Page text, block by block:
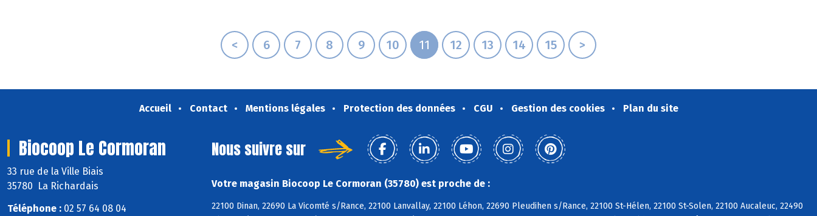
< 6 7 8 9 10 11 12 13 14 15 >
Accueil Contact Mentions légales Protection des données CGU Gestion des cookies Plan du site
Biocoop Le Cormoran
33 rue de la Ville Biais
35780 La Richardais
Téléphone : 02 57 64 08 04
Nous suivre sur
Votre magasin Biocoop Le Cormoran (35780) est proche de :
22100 Dinan, 22690 La Vicomté s/Rance, 22100 Lanvallay, 22100 Léhon, 22690 Pleudihen s/Rance, 22100 St-Hélen, 22100 St-Solen, 22100 Aucaleuc, 22490